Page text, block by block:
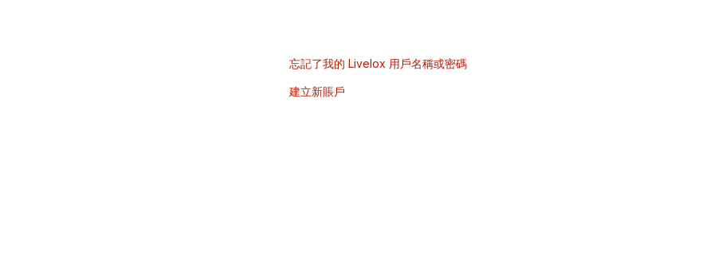
忘記了我的 Livelox 用戶名稱或密碼
建立新賬戶